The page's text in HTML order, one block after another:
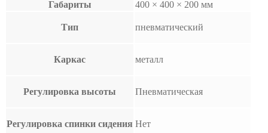
Габариты 400 × 400 × 200 мм
Тип пневматический
Каркас металл
Регулировка высоты Пневматическая
Регулировка спинки сидения Нет